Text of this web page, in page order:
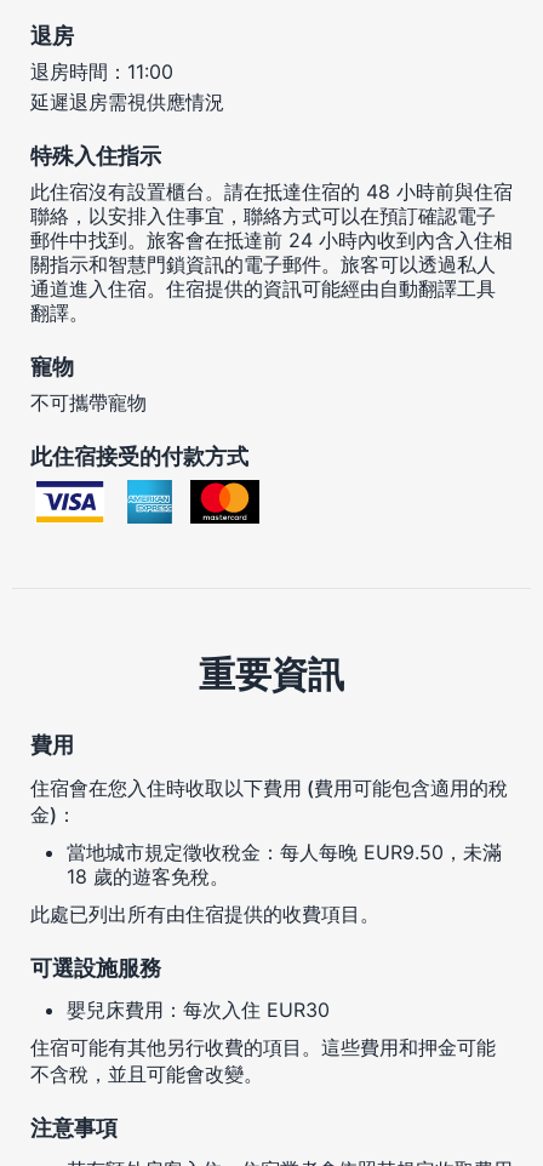
退房
退房時間：11:00
延遲退房需視供應情況
特殊入住指示
此住宿沒有設置櫃台。請在抵達住宿的 48 小時前與住宿
聯絡，以安排入住事宜，聯絡方式可以在預訂確認電子
郵件中找到。旅客會在抵達前 24 小時內收到內含入住相
關指示和智慧門鎖資訊的電子郵件。旅客可以透過私人
通道進入住宿。住宿提供的資訊可能經由自動翻譯工具
翻譯。
寵物
不可攜帶寵物
此住宿接受的付款方式
重要資訊
費用
住宿會在您入住時收取以下費用 (費用可能包含適用的稅
金)：
當地城市規定徵收稅金：每人每晚 EUR9.50，未滿
18 歲的遊客免稅。
此處已列出所有由住宿提供的收費項目。
可選設施服務
嬰兒床費用：每次入住 EUR30
住宿可能有其他另行收費的項目。這些費用和押金可能
不含稅，並且可能會改變。
注意事項